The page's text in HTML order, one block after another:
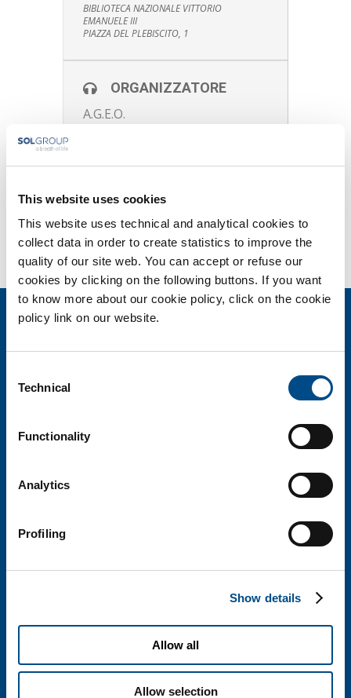
This website uses cookies
This website uses technical and analytical cookies to
collect data in order to create statistics to improve the
quality of our site web. You can accept or refuse our
cookies by clicking on the following buttons. If you want
to know more about our cookie policy, click on the cookie
policy link on our website.
Selection
Technical
Functionality
Analytics
Profiling
Show details
Allow all
Allow selection
BIBLIOTECA NAZIONALE VITTORIO
EMANUELE III
PIAZZA DEL PLEBISCITO, 1
ORGANIZZATORE
A.G.E.O.
CALENDAR GOOGLECAL
T. 800 905758
06698330963
La ricerca biotech al servizio della persona
BiotechSol risponde ai bisogni delle persone fornendo una tecnologia medico-